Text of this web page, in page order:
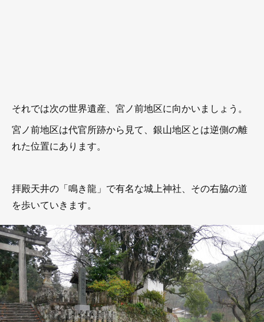
それでは次の世界遺産、宮ノ前地区に向かいましょう。
宮ノ前地区は代官所跡から見て、銀山地区とは逆側の離
れた位置にあります。
拝殿天井の「鳴き龍」で有名な城上神社、その右脇の道
を歩いていきます。